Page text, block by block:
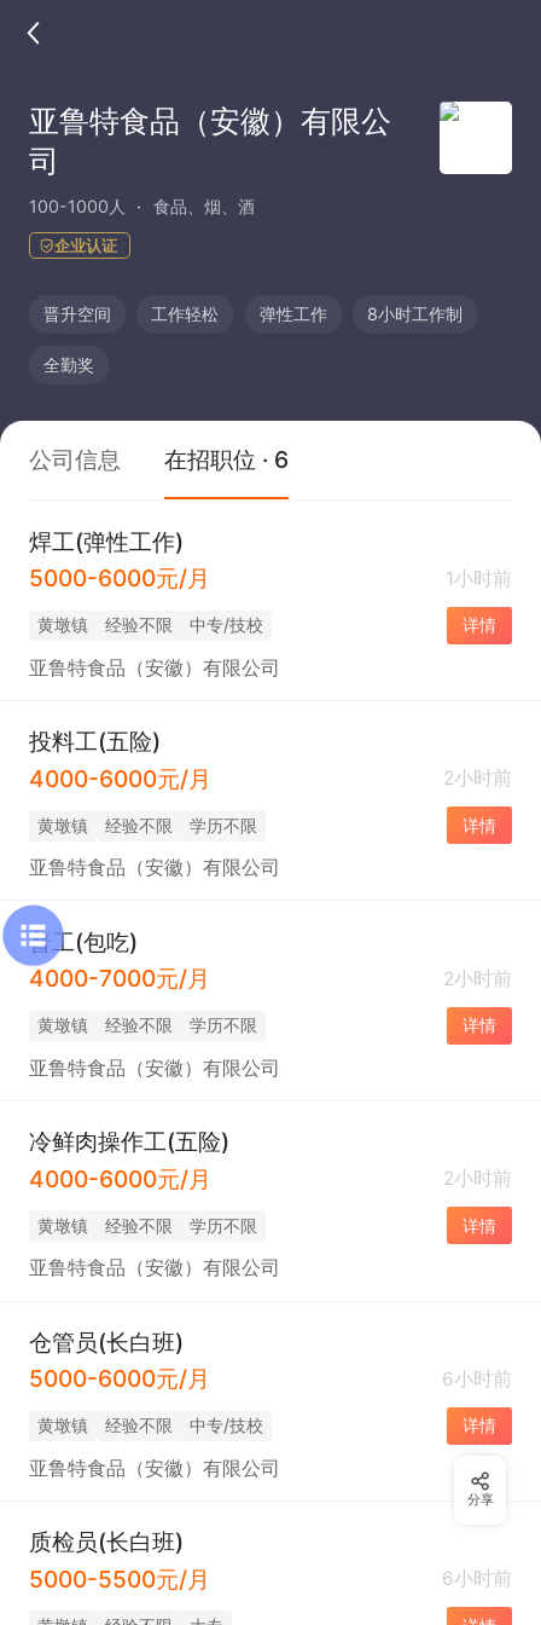
亚鲁特食品（安徽）有限公
司
100-1000人 食品、烟、酒
企业认证
晋升空间 工作轻松 弹性工作 8小时工作制
全勤奖
公司信息 在招职位 · 6
焊工(弹性工作)
5000-6000元/月
1小时前
黄墩镇 经验不限 中专/技校 详情
亚鲁特食品（安徽）有限公司
投料工(五险)
4000-6000元/月
2小时前
黄墩镇 经验不限 学历不限 详情
亚鲁特食品（安徽）有限公司
普工(包吃)
4000-7000元/月
2小时前
黄墩镇 经验不限 学历不限 详情
亚鲁特食品（安徽）有限公司
冷鲜肉操作工(五险)
4000-6000元/月
2小时前
黄墩镇 经验不限 学历不限 详情
亚鲁特食品（安徽）有限公司
仓管员(长白班)
5000-6000元/月
6小时前
黄墩镇 经验不限 中专/技校 详情
亚鲁特食品（安徽）有限公司
质检员(长白班)
5000-5500元/月
6小时前
分享